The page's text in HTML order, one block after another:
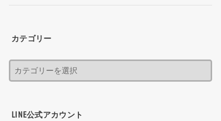
カテゴリー
LINE公式アカウント